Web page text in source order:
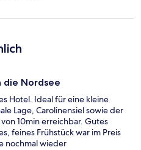
die Nordsee
Hotel. Ideal für eine kleine
Lage, Carolinensiel sowie der
10min erreichbar. Gutes
feines Frühstück war im Preis
nochmal wieder